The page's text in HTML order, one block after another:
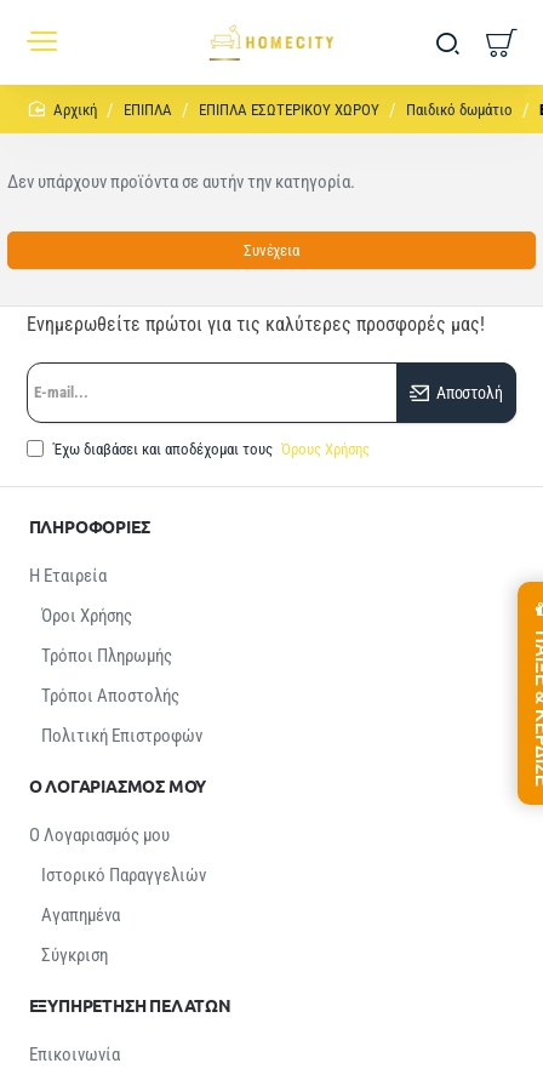
homeΕΠΙΠΛΑ ΕΠΙΠΛΑ ΕΣΩΤΕΡΙΚΟΥ ΧΩΡΟΥ Παιδικό δωμάτιο
Δεν υπάρχουν προϊόντα σε αυτήν την κατηγορία.
Συνέχεια
Ενημερωθείτε πρώτοι για τις καλύτερες προσφορές μας!
E-
mail...
Αποστολή
Έχω διαβάσει και αποδέχομαι τους Όρους Χρήσης
ΠΛΗΡΟΦΟΡΙΕΣ
Η Εταιρεία
Όροι Χρήσης
Τρόποι Πληρωμής
Τρόποι Αποστολής
Πολιτική Επιστροφών
Ο ΛΟΓΑΡΙΑΣΜΟΣ ΜΟΥ
Ο Λογαριασμός μου
Ιστορικό Παραγγελιών
Αγαπημένα
Σύγκριση
ΕΞΥΠΗΡΕΤΗΣΗ ΠΕΛΑΤΩΝ
Επικοινωνία